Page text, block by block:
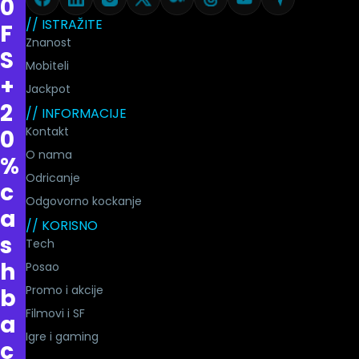
0
F
S
+
2
0
%
c
a
s
h
b
a
c
// ISTRAŽITE
Znanost
Mobiteli
Jackpot
// INFORMACIJE
Kontakt
O nama
Odricanje
Odgovorno kockanje
// KORISNO
Tech
Posao
Promo i akcije
Filmovi i SF
Igre i gaming